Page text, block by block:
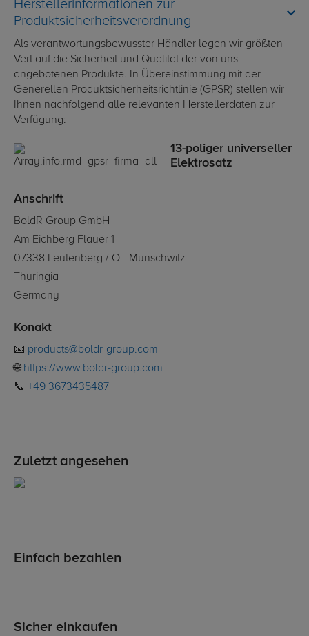
Herstellerinformationen zur
Produktsicherheitsverordnung
Als verantwortungsbewusster Händler legen wir größten
Vert auf die Sicherheit und Qualität der von uns
angebotenen Produkte. In Übereinstimmung mit der
Generellen Produktsicherheitsrichtlinie (GPSR) stellen wir
Ihnen nachfolgend alle relevanten Herstellerdaten zur
Verfügung:
13-poliger universeller
Elektrosatz
Anschrift
BoldR Group GmbH
Am Eichberg Flauer 1
07338 Leutenberg / OT Munschwitz
Thuringia
Germany
Konakt
📧 products@boldr-group.com
🌐 https://www.boldr-group.com
📞 +49 3673435487
Zuletzt angesehen
Einfach bezahlen
Sicher einkaufen